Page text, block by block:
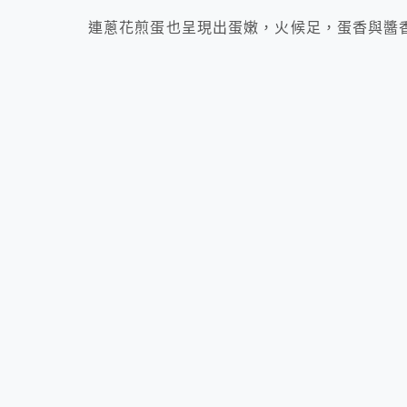
連蔥花煎蛋也呈現出蛋嫩，火候足，蛋香與醬